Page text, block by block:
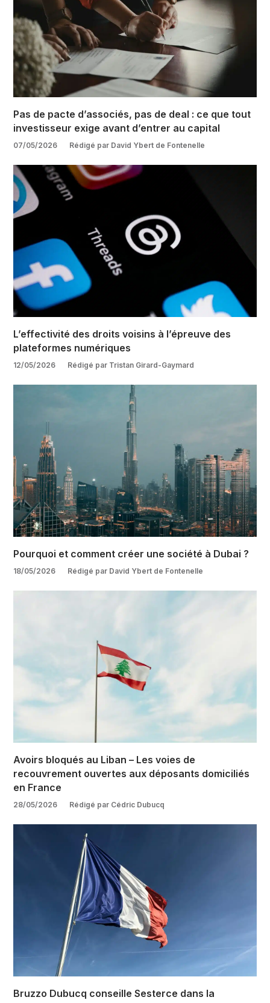
Bruzzo Dubucq conseille Sesterce dans la
Avoirs bloqués au Liban – Les voies de
recouvrement ouvertes aux déposants domiciliés
en France
28/05/2026 Rédigé par Cédric Dubucq
Pourquoi et comment créer une société à Dubai ?
18/05/2026 Rédigé par David Ybert de Fontenelle
L’effectivité des droits voisins à l’épreuve des
plateformes numériques
12/05/2026 Rédigé par Tristan Girard-Gaymard
Pas de pacte d’associés, pas de deal : ce que tout
investisseur exige avant d’entrer au capital
07/05/2026 Rédigé par David Ybert de Fontenelle